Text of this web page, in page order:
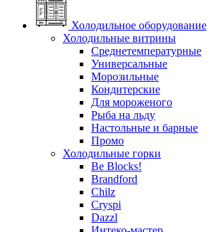
Холодильное оборудование
Холодильные витрины
Среднетемпературные
Универсальные
Морозильные
Кондитерские
Для мороженого
Рыба на льду
Настольные и барные
Промо
Холодильные горки
Be Blocks!
Brandford
Chilz
Cryspi
Dazzl